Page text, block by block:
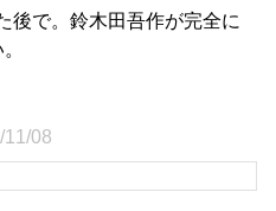
後で。鈴木田吾作が完全に
11/08